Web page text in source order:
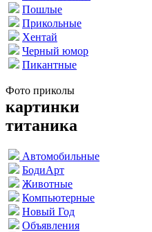
Пошлые
Прикольные
Хентай
Черный юмор
Пикантные
Фото приколы
картинки
титаника
Автомобильные
БодиАрт
Животные
Компьютерные
Новый Год
Объявления